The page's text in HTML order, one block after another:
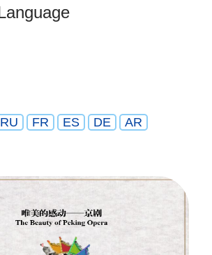
RU FR ES DE AR